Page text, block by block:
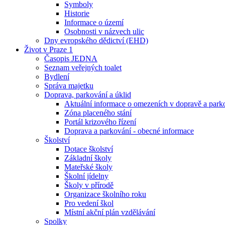
Symboly
Historie
Informace o území
Osobnosti v názvech ulic
Dny evropského dědictví (EHD)
Život v Praze 1
Časopis JEDNA
Seznam veřejných toalet
Bydlení
Správa majetku
Doprava, parkování a úklid
Aktuální informace o omezeních v dopravě a
Zóna placeného stání
Portál krizového řízení
Doprava a parkování - obecné informace
Školství
Dotace školství
Základní školy
Mateřské školy
Školní jídelny
Školy v přírodě
Organizace školního roku
Pro vedení škol
Místní akční plán vzdělávání
Spolky